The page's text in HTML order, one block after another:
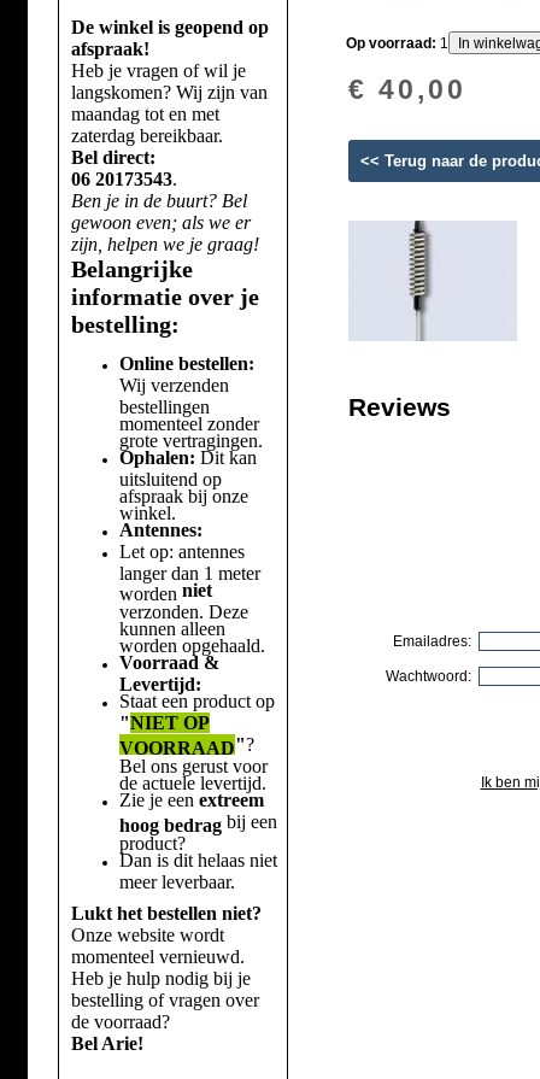
De winkel is geopend op
afspraak!
Heb je vragen of wil je
langskomen? Wij zijn van
maandag tot en met
zaterdag bereikbaar.
Bel direct:
06 20173543.
Ben je in de buurt? Bel
gewoon even; als we er
zijn, helpen we je graag!
Belangrijke
informatie over je
bestelling:
Online bestellen:
Wij verzenden
bestellingen
momenteel zonder
grote vertragingen.
Ophalen: Dit kan
uitsluitend op
afspraak bij onze
winkel.
Antennes:
Let op: antennes
langer dan 1 meter
worden niet
verzonden. Deze
kunnen alleen
worden opgehaald.
Voorraad &
Levertijd:
Staat een product op
"NIET OP
VOORRAAD"?
Bel ons gerust voor
de actuele levertijd.
Zie je een extreem
hoog bedragbij een
product?
Dan is dit helaas niet
meer leverbaar.
Lukt het bestellen niet?
Onze website wordt
momenteel vernieuwd.
Heb je hulp nodig bij je
bestelling of vragen over
de voorraad?
Bel Arie!
Op voorraad: 1
€ 40,00
<< Terug naar de
Reviews
Emailadres:
Wachtwoord:
Ik ben